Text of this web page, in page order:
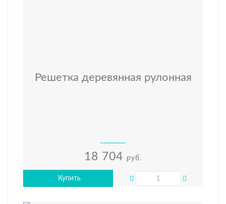
Решетка деревянная рулонная
18 704 руб.
Купить